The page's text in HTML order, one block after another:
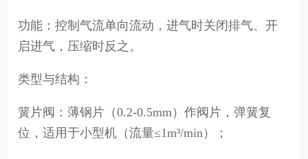
功能：控制气流单向流动，进气时关闭排气、开
启进气，压缩时反之。
类型与结构：
簧片阀：薄钢片（0.2-0.5mm）作阀片，弹簧复
位，适用于小型机（流量≤1m³/min）；